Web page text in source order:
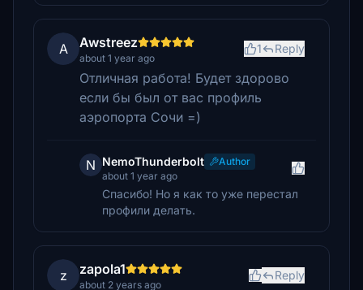
A Awstreez
about 1 year ago
1 Reply
Отличная работа! Будет здорово
если бы был от вас профиль
аэропорта Сочи =)
N NemoThunderbolt
Author
about 1 year ago
Спасибо! Но я как то уже перестал
профили делать.
z zapola1
about 2 years ago
Reply